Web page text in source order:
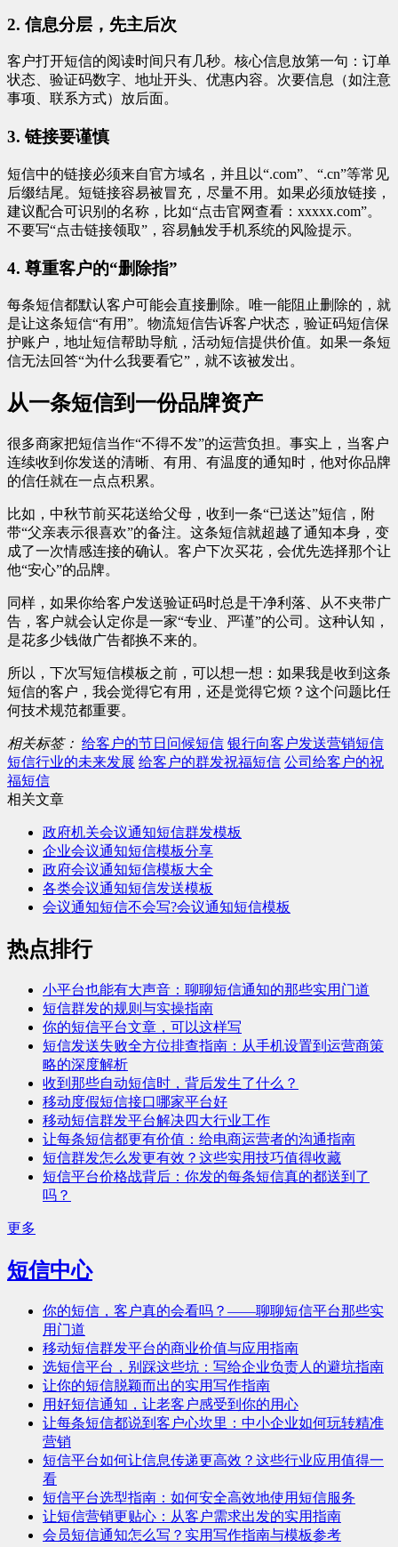
2. 信息分层，先主后次
客户打开短信的阅读时间只有几秒。核心信息放第一句：订单
状态、验证码数字、地址开头、优惠内容。次要信息（如注意
事项、联系方式）放后面。
3. 链接要谨慎
短信中的链接必须来自官方域名，并且以“.com”、“.cn”等常见
后缀结尾。短链接容易被冒充，尽量不用。如果必须放链接，
建议配合可识别的名称，比如“点击官网查看：xxxxx.com”。
不要写“点击链接领取”，容易触发手机系统的风险提示。
4. 尊重客户的“删除指”
每条短信都默认客户可能会直接删除。唯一能阻止删除的，就
是让这条短信“有用”。物流短信告诉客户状态，验证码短信保
护账户，地址短信帮助导航，活动短信提供价值。如果一条短
信无法回答“为什么我要看它”，就不该被发出。
从一条短信到一份品牌资产
很多商家把短信当作“不得不发”的运营负担。事实上，当客户
连续收到你发送的清晰、有用、有温度的通知时，他对你品牌
的信任就在一点点积累。
比如，中秋节前买花送给父母，收到一条“已送达”短信，附
带“父亲表示很喜欢”的备注。这条短信就超越了通知本身，变
成了一次情感连接的确认。客户下次买花，会优先选择那个让
他“安心”的品牌。
同样，如果你给客户发送验证码时总是干净利落、从不夹带广
告，客户就会认定你是一家“专业、严谨”的公司。这种认知，
是花多少钱做广告都换不来的。
所以，下次写短信模板之前，可以想一想：如果我是收到这条
短信的客户，我会觉得它有用，还是觉得它烦？这个问题比任
何技术规范都重要。
相关标签： 给客户的节日问候短信 银行向客户发送营销短信
短信行业的未来发展 给客户的群发祝福短信 公司给客户的祝
福短信
相关文章
政府机关会议通知短信群发模板
企业会议通知短信模板分享
政府会议通知短信模板大全
各类会议通知短信发送模板
会议通知短信不会写?会议通知短信模板
热点排行
小平台也能有大声音：聊聊短信通知的那些实用门道
短信群发的规则与实操指南
你的短信平台文章，可以这样写
短信发送失败全方位排查指南：从手机设置到运营商策
略的深度解析
收到那些自动短信时，背后发生了什么？
移动度假短信接口哪家平台好
移动短信群发平台解决四大行业工作
让每条短信都更有价值：给电商运营者的沟通指南
短信群发怎么发更有效？这些实用技巧值得收藏
短信平台价格战背后：你发的每条短信真的都送到了
吗？
更多
短信中心
你的短信，客户真的会看吗？——聊聊短信平台那些实
用门道
移动短信群发平台的商业价值与应用指南
选短信平台，别踩这些坑：写给企业负责人的避坑指南
让你的短信脱颖而出的实用写作指南
用好短信通知，让老客户感受到你的用心
让每条短信都说到客户心坎里：中小企业如何玩转精准
营销
短信平台如何让信息传递更高效？这些行业应用值得一
看
短信平台选型指南：如何安全高效地使用短信服务
让短信营销更贴心：从客户需求出发的实用指南
会员短信通知怎么写？实用写作指南与模板参考